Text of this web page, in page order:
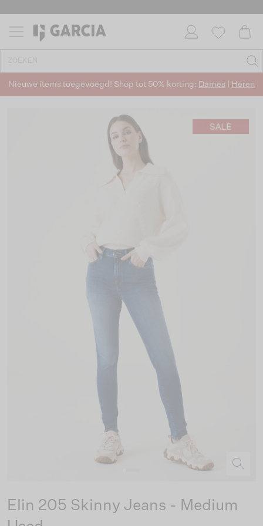
Nieuwe items toegevoegd! Shop tot 50% korting: Dames Heren
Elin 205 Skinny Jeans - Medium